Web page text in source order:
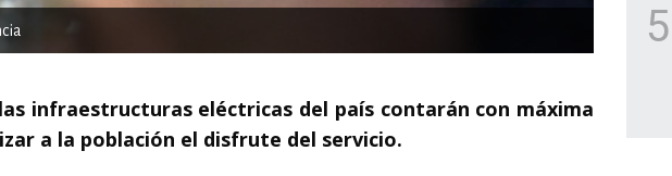
infraestructuras eléctricas del país contarán con máxima
a la población el disfrute del servicio.
5